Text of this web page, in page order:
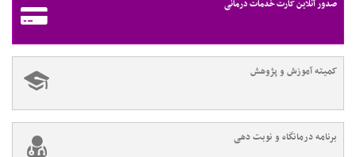
صدور آنلاین کارت خدمات درمانی
کمیته آموزش و پژوهش
برنامه درمانگاه و نوبت دهی